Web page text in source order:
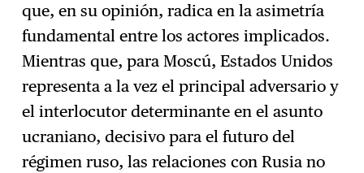
que, en su opinión, radica en la asimetría
fundamental entre los actores implicados.
Mientras que, para Moscú, Estados Unidos
representa a la vez el principal adversario y
el interlocutor determinante en el asunto
ucraniano, decisivo para el futuro del
régimen ruso, las relaciones con Rusia no